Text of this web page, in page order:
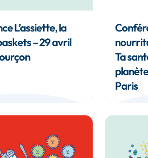
L’assiette, la
– 29 avril
Ta
Paris